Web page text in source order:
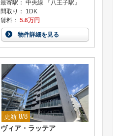
最寄駅： 中央線 『八王子駅』
間取り： 1DK
賃料： 5.6万円
物件詳細を見る
更新 8/8
ヴィア・ラッテア